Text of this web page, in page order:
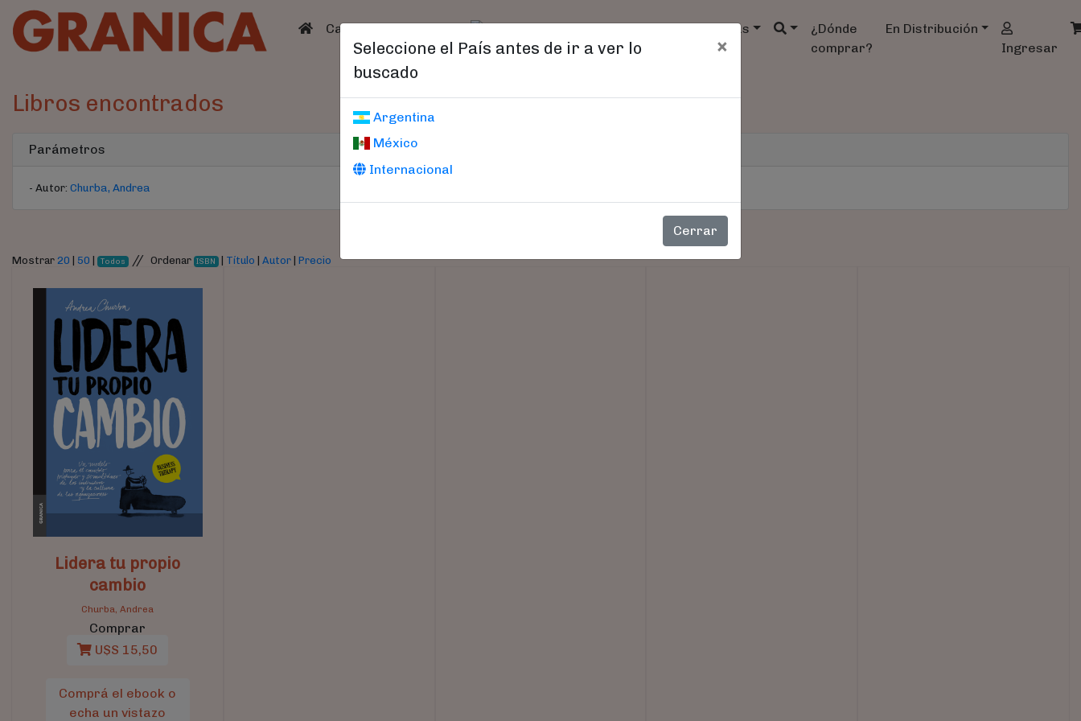
(current)
Catálogo Catálogo Agendas
¿Dónde
comprar?
En Distribución
Ingresar
Seleccione el País antes de ir a ver lo
buscado
×
Argentina
México
Internacional
Cerrar
Libros encontrados
Parámetros
- Autor: Churba, Andrea
Mostrar 20 50 Todos // Ordenar ISBN Título |Autor |Precio
Lidera tu propio
cambio
Churba, Andrea
Comprar
U$S 15,50
Comprá el ebook o
echa un vistazo